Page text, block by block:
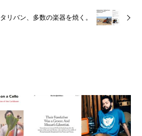
タリバン、多数の楽器を焼く。